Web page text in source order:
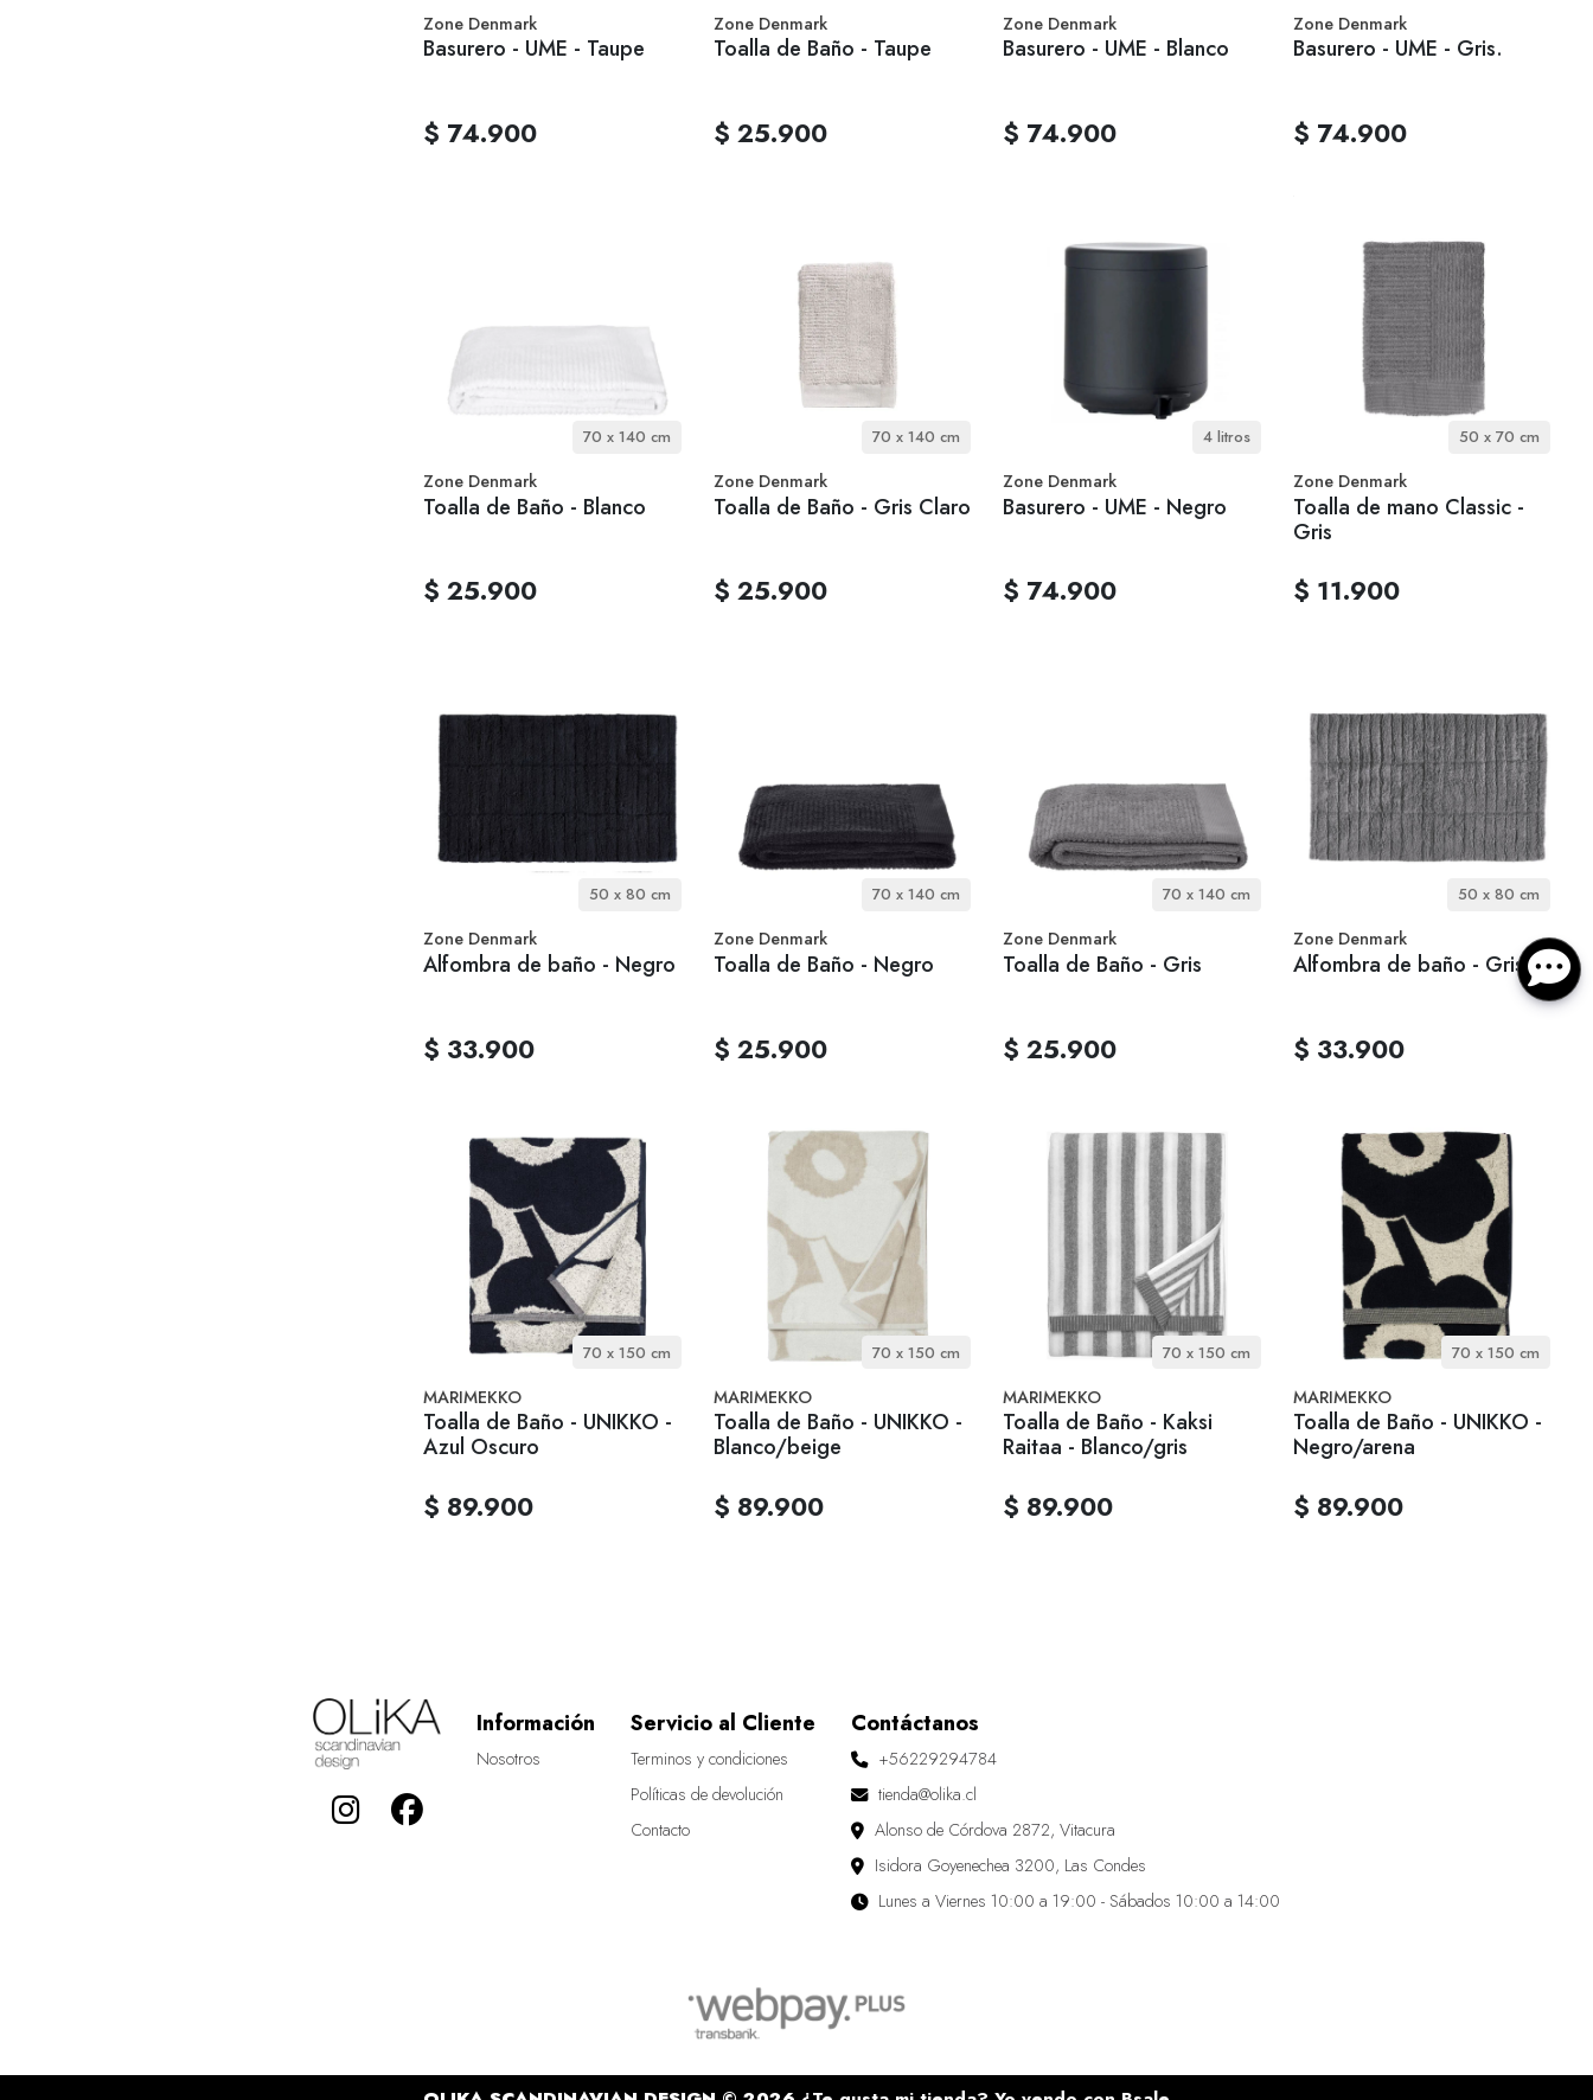
Zone Denmark
Basurero - UME - Taupe
$ 74.900
Zone Denmark
Toalla de Baño - Taupe
$ 25.900
Zone Denmark
Basurero - UME - Blanco
$ 74.900
Zone Denmark
Basurero - UME - Gris.
$ 74.900
70 x 140 cm
Zone Denmark
Toalla de Baño - Blanco
$ 25.900
70 x 140 cm
Zone Denmark
Toalla de Baño - Gris Claro
$ 25.900
4 litros
Zone Denmark
Basurero - UME - Negro
$ 74.900
50 x 70 cm
Zone Denmark
Toalla de mano Classic -
Gris
$ 11.900
50 x 80 cm
Zone Denmark
Alfombra de baño - Negro
$ 33.900
70 x 140 cm
Zone Denmark
Toalla de Baño - Negro
$ 25.900
70 x 140 cm
Zone Denmark
Toalla de Baño - Gris
$ 25.900
50 x 80 cm
Zone Denmark
Alfombra de baño - Gris
$ 33.900
70 x 150 cm
MARIMEKKO
Toalla de Baño - UNIKKO -
Azul Oscuro
$ 89.900
70 x 150 cm
MARIMEKKO
Toalla de Baño - UNIKKO -
Blanco/beige
$ 89.900
70 x 150 cm
MARIMEKKO
Toalla de Baño - Kaksi
Raitaa - Blanco/gris
$ 89.900
70 x 150 cm
MARIMEKKO
Toalla de Baño - UNIKKO -
Negro/arena
$ 89.900
Información
Nosotros
Servicio al Cliente
Terminos y condiciones
Políticas de devolución
Contacto
Contáctanos
+56229294784
tienda@olika.cl
Alonso de Córdova 2872, Vitacura
Isidora Goyenechea 3200, Las Condes
Lunes a Viernes 10:00 a 19:00 - Sábados 10:00 a 14:00